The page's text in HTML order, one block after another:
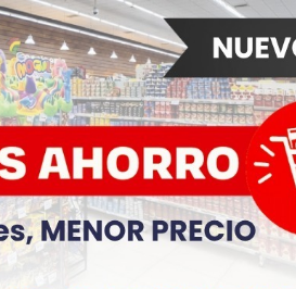
FIGHIERA GENERAL LAGOS POLICIALES